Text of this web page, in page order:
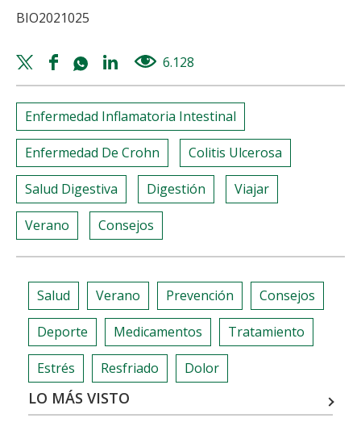
BIO2021025
Twitter
share
Facebook
share
Whatsapp
share
Linkedin
share
6.128
Enfermedad Inflamatoria Intestinal
Enfermedad De Crohn Colitis Ulcerosa
Salud Digestiva Digestión Viajar
Verano Consejos
Salud Verano Prevención Consejos
Deporte Medicamentos Tratamiento
Estrés Resfriado Dolor
LO MÁS VISTO